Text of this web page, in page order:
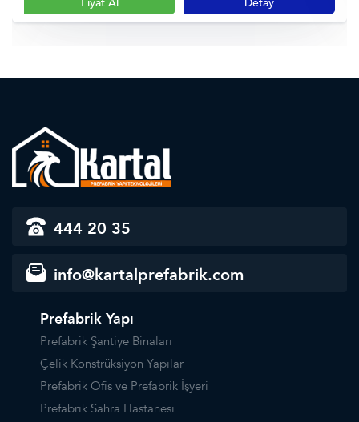
Fiyat Al Detay
444 20 35
info@kartalprefabrik.com
Prefabrik Yapı
Prefabrik Şantiye Binaları
Çelik Konstrüksiyon Yapılar
Prefabrik Ofis ve Prefabrik İşyeri
Prefabrik Sahra Hastanesi